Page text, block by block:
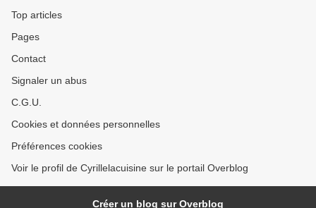
Top articles
Pages
Contact
Signaler un abus
C.G.U.
Cookies et données personnelles
Préférences cookies
Voir le profil de Cyrillelacuisine sur le portail Overblog
Créer un blog sur Overblog